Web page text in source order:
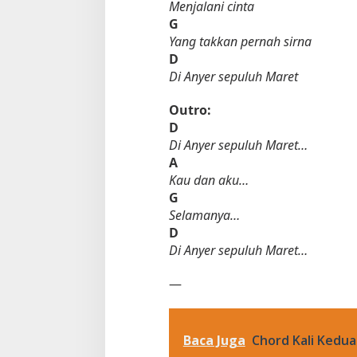
Menjalani cinta
G
Yang takkan pernah sirna
D
Di Anyer sepuluh Maret
Outro:
D
Di Anyer sepuluh Maret…
A
Kau dan aku…
G
Selamanya…
D
Di Anyer sepuluh Maret…
—
Baca Juga Chord Kali